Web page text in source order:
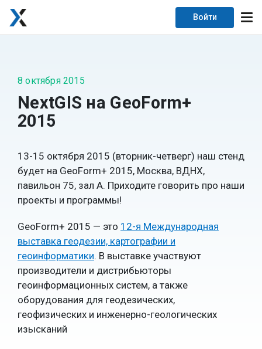
Войти
8 октября 2015
NextGIS на GeoForm+
2015
13-15 октября 2015 (вторник-четверг) наш стенд
будет на GeoForm+ 2015, Москва, ВДНХ,
павильон 75, зал А. Приходите говорить про наши
проекты и программы!
GeoForm+ 2015 — это 12-я Международная
выставка геодезии, картографии и
геоинформатики. В выставке участвуют
производители и дистрибьюторы
геоинформационных систем, а также
оборудования для геодезических,
геофизических и инженерно-геологических
изысканий